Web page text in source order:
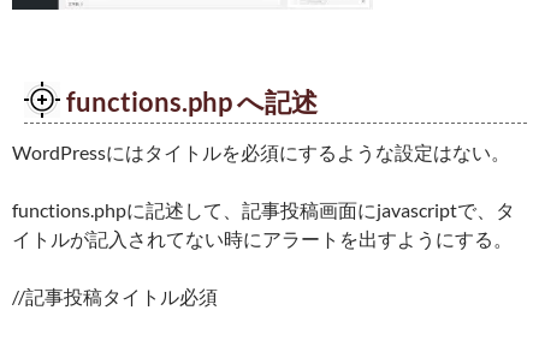
functions.php へ記述
WordPressにはタイトルを必須にするような設定はない。
functions.phpに記述して、記事投稿画面にjavascriptで、タ
イトルが記入されてない時にアラートを出すようにする。
//記事投稿タイトル必須